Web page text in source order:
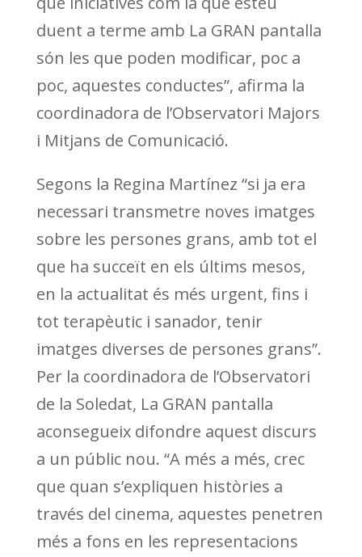
duent a terme amb La GRAN pantalla
són les que poden modificar, poc a
poc, aquestes conductes”, afirma la
coordinadora de l’Observatori Majors
i Mitjans de Comunicació.
Segons la Regina Martínez “si ja era
necessari transmetre noves imatges
sobre les persones grans, amb tot el
que ha succeït en els últims mesos,
en la actualitat és més urgent, fins i
tot terapèutic i sanador, tenir
imatges diverses de persones grans”.
Per la coordinadora de l’Observatori
de la Soledat, La GRAN pantalla
aconsegueix difondre aquest discurs
a un públic nou. “A més a més, crec
que quan s’expliquen històries a
través del cinema, aquestes penetren
més a fons en les representacions